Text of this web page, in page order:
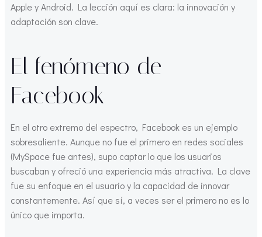
Apple y Android. La lección aquí es clara: la innovación y
adaptación son clave.
El fenómeno de
Facebook
En el otro extremo del espectro, Facebook es un ejemplo
sobresaliente. Aunque no fue el primero en redes sociales
(MySpace fue antes), supo captar lo que los usuarios
buscaban y ofreció una experiencia más atractiva. La clave
fue su enfoque en el usuario y la capacidad de innovar
constantemente. Así que sí, a veces ser el primero no es lo
único que importa.